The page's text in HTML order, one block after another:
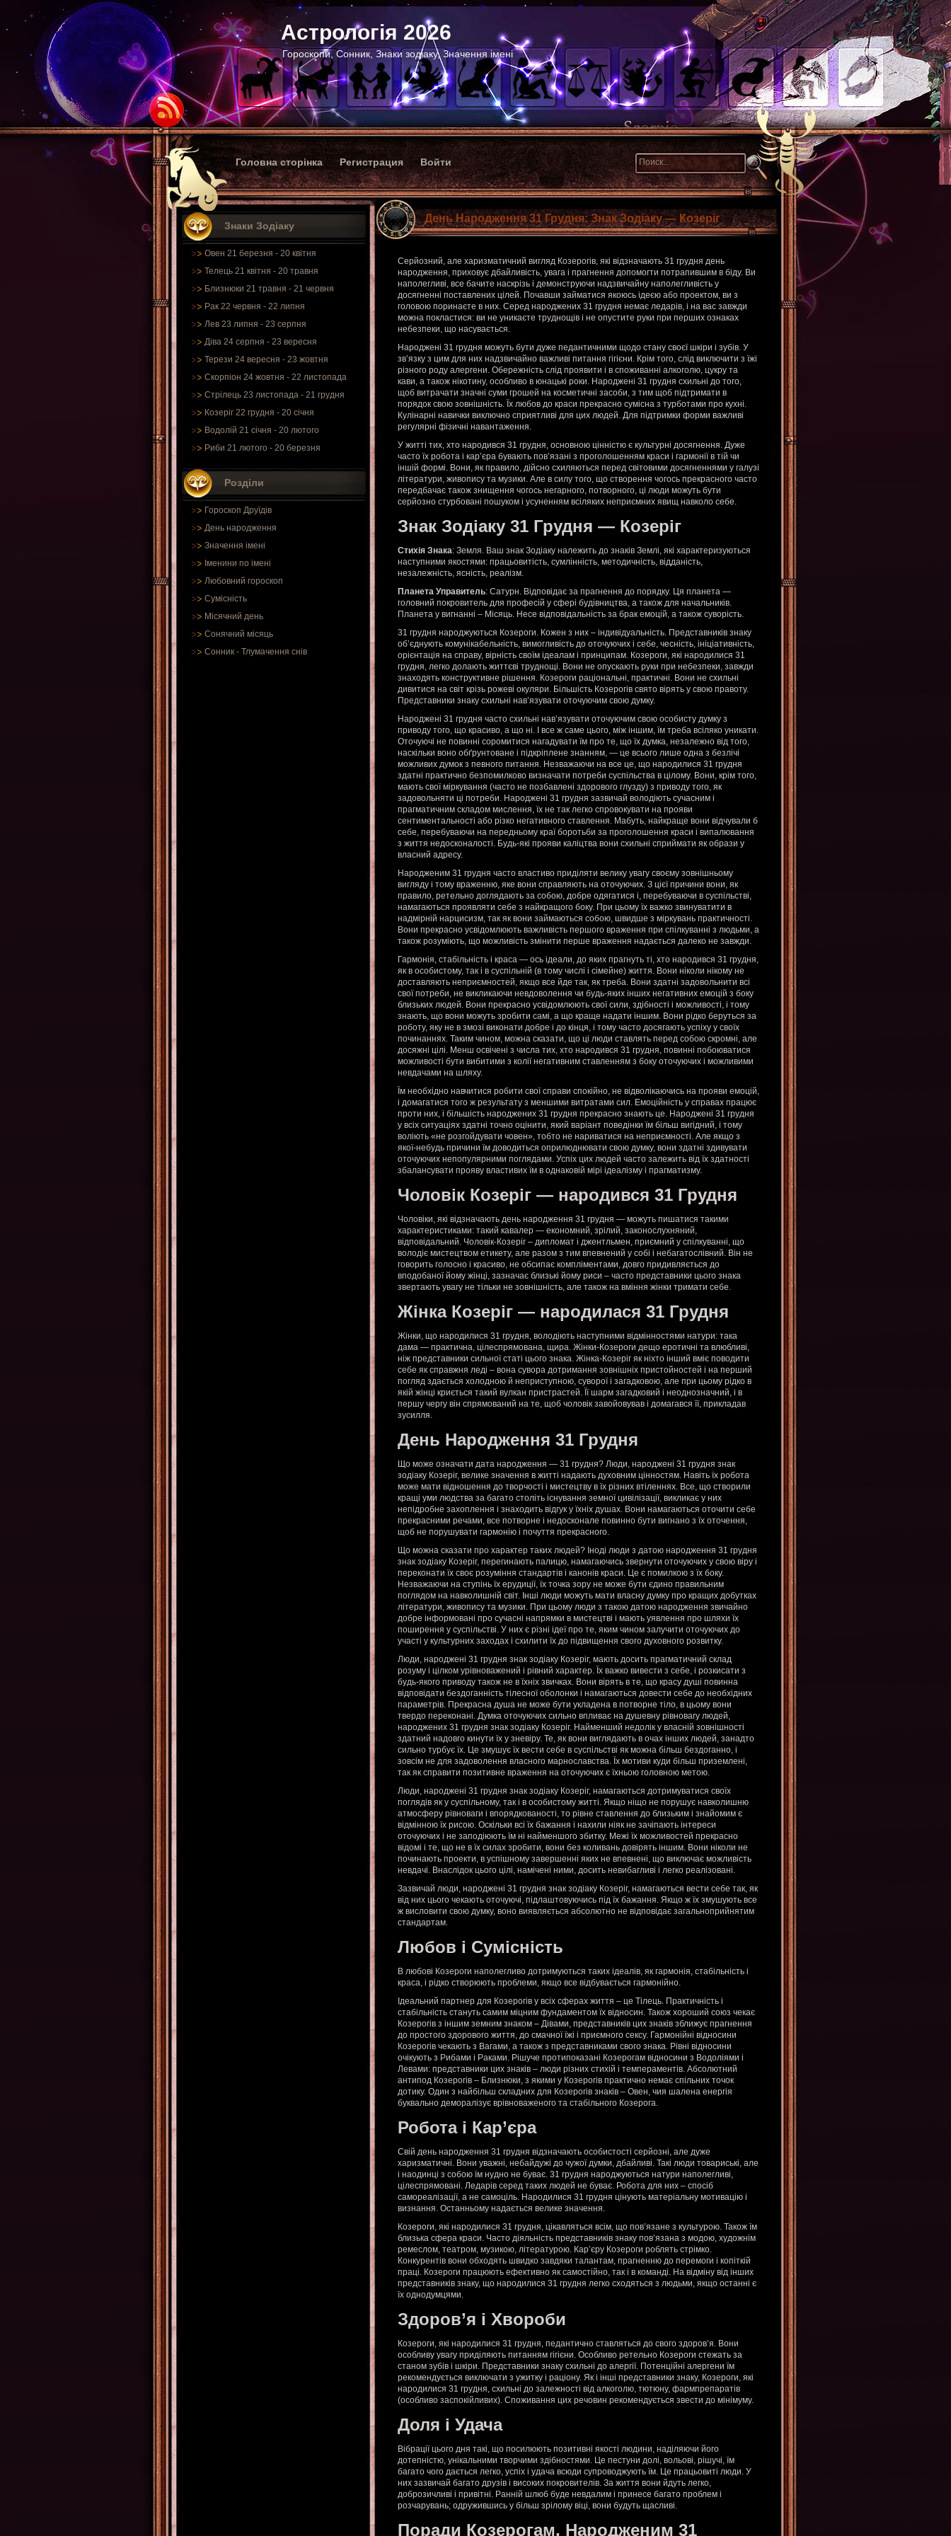
Астрологія 2026
Гороскопи, Сонник, Знаки зодіаку, Значення імені
Головна сторінка Регистрация Войти
Знаки Зодіаку
Овен 21 березня - 20 квітня
Телець 21 квітня - 20 травня
Близнюки 21 травня - 21 червня
Рак 22 червня - 22 липня
Лев 23 липня - 23 серпня
Діва 24 серпня - 23 вересня
Терези 24 вересня - 23 жовтня
Скорпіон 24 жовтня - 22 листопада
Стрілець 23 листопада - 21 грудня
Козеріг 22 грудня - 20 січня
Водолій 21 січня - 20 лютого
Риби 21 лютого - 20 березня
Розділи
Гороскоп Друїдів
День народження
Значення імені
Іменини по імені
Любовний гороскоп
Сумісність
Місячний день
Сонячний місяць
Сонник - Тлумачення снів
День Народження 31 Грудня: Знак Зодіаку — Козеріг
Серйозний, але харизматичний вигляд Козерогів, які відзначають 31 грудня день
народження, приховує дбайливість, увага і прагнення допомогти потрапившим в біду. Ви
наполегливі, все бачите наскрізь і демонструючи надзвичайну наполегливість у
досягненні поставлених цілей. Почавши займатися якоюсь ідеєю або проектом, ви з
головою поринаєте в них. Серед народжених 31 грудня немає ледарів, і на вас завжди
можна покластися: ви не уникаєте труднощів і не опустите руки при перших ознаках
небезпеки, що насувається.
Народжені 31 грудня можуть бути дуже педантичними щодо стану своєї шкіри і зубів. У
зв’язку з цим для них надзвичайно важливі питання гігієни. Крім того, слід виключити з їжі
різного роду алергени. Обережність слід проявити і в споживанні алкоголю, цукру та
кави, а також нікотину, особливо в юнацькі роки. Народжені 31 грудня схильні до того,
щоб витрачати значні суми грошей на косметичні засоби, з тим щоб підтримати в
порядок свою зовнішність. Їх любов до краси прекрасно сумісна з турботами про кухні.
Кулінарні навички виключно сприятливі для цих людей. Для підтримки форми важливі
регулярні фізичні навантаження.
У житті тих, хто народився 31 грудня, основною цінністю є культурні досягнення. Дуже
часто їх робота і кар’єра бувають пов’язані з проголошенням краси і гармонії в тій чи
іншій формі. Вони, як правило, дійсно схиляються перед світовими досягненнями у галузі
літератури, живопису та музики. Але в силу того, що створення чогось прекрасного часто
передбачає також знищення чогось негарного, потворного, ці люди можуть бути
серйозно стурбовані пошуком і усуненням всіляких неприємних явищ навколо себе.
Знак Зодіаку 31 Грудня — Козеріг
Стихія Знака: Земля. Ваш знак Зодіаку належить до знаків Землі, які характеризуються
наступними якостями: працьовитість, сумлінність, методичність, відданість,
незалежність, ясність, реалізм.
Планета Управитель: Сатурн. Відповідає за прагнення до порядку. Ця планета —
головний покровитель для професій у сфері будівництва, а також для начальників.
Планета у вигнанні – Місяць. Несе відповідальність за брак емоцій, а також суворість.
31 грудня народжуються Козероги. Кожен з них – індивідуальність. Представників знаку
об’єднують комунікабельність, вимогливість до оточуючих і себе, чесність, ініціативність,
орієнтація на справу, вірність своїм ідеалам і принципам. Козероги, які народилися 31
грудня, легко долають життєві труднощі. Вони не опускають руки при небезпеки, завжди
знаходять конструктивне рішення. Козероги раціональні, практичні. Вони не схильні
дивитися на світ крізь рожеві окуляри. Більшість Козерогів свято вірять у свою правоту.
Представники знаку схильні нав’язувати оточуючим свою думку.
Народжені 31 грудня часто схильні нав’язувати оточуючим свою особисту думку з
приводу того, що красиво, а що ні. І все ж саме цього, між іншим, їм треба всіляко уникати.
Оточуючі не повинні соромитися нагадувати їм про те, що їх думка, незалежно від того,
наскільки воно обґрунтоване і підкріплене знанням, — це всього лише одна з безлічі
можливих думок з певного питання. Незважаючи на все це, що народилися 31 грудня
здатні практично безпомилково визначати потреби суспільства в цілому. Вони, крім того,
мають свої міркування (часто не позбавлені здорового глузду) з приводу того, як
задовольняти ці потреби. Народжені 31 грудня зазвичай володіють сучасним і
прагматичним складом мислення, їх не так легко спровокувати на прояви
сентиментальності або різко негативного ставлення. Мабуть, найкраще вони відчували б
себе, перебуваючи на передньому краї боротьби за проголошення краси і випалювання
з життя недосконалості. Будь-які прояви каліцтва вони схильні сприймати як образи у
власний адресу.
Народженим 31 грудня часто властиво приділяти велику увагу своєму зовнішньому
вигляду і тому враженню, яке вони справляють на оточуючих. З цієї причини вони, як
правило, ретельно доглядають за собою, добре одягатися і, перебуваючи в суспільстві,
намагаються проявляти себе з найкращого боку. При цьому їх важко звинуватити в
надмірній нарцисизм, так як вони займаються собою, швидше з міркувань практичності.
Вони прекрасно усвідомлюють важливість першого враження при спілкуванні з людьми, а
також розуміють, що можливість змінити перше враження надається далеко не завжди.
Гармонія, стабільність і краса — ось ідеали, до яких прагнуть ті, хто народився 31 грудня,
як в особистому, так і в суспільній (в тому числі і сімейне) життя. Вони ніколи нікому не
доставляють неприємностей, якщо все йде так, як треба. Вони здатні задовольнити всі
свої потреби, не викликаючи невдоволення чи будь-яких інших негативних емоцій з боку
близьких людей. Вони прекрасно усвідомлюють свої сили, здібності і можливості, і тому
знають, що вони можуть зробити самі, а що краще надати іншим. Вони рідко беруться за
роботу, яку не в змозі виконати добре і до кінця, і тому часто досягають успіху у своїх
починаннях. Таким чином, можна сказати, що ці люди ставлять перед собою скромні, але
досяжні цілі. Менш освічені з числа тих, хто народився 31 грудня, повинні побоюватися
можливості бути вибитими з колії негативним ставленням з боку оточуючих і можливими
невдачами на шляху.
Їм необхідно навчитися робити свої справи спокійно, не відволікаючись на прояви емоцій,
і домагатися того ж результату з меншими витратами сил. Емоційність у справах працює
проти них, і більшість народжених 31 грудня прекрасно знають це. Народжені 31 грудня
у всіх ситуаціях здатні точно оцінити, який варіант поведінки їм більш вигідний, і тому
воліють «не розгойдувати човен», тобто не нариватися на неприємності. Але якщо з
якої-небудь причини їм доводиться оприлюднювати свою думку, вони здатні здивувати
оточуючих непопулярними поглядами. Успіх цих людей часто залежить від їх здатності
збалансувати прояву властивих їм в однаковій мірі ідеалізму і прагматизму.
Чоловік Козеріг — народився 31 Грудня
Чоловіки, які відзначають день народження 31 грудня — можуть пишатися такими
характеристиками: такий кавалер — економний, зрілий, законослухняний,
відповідальний. Чоловік-Козеріг – дипломат і джентльмен, приємний у спілкуванні, що
володіє мистецтвом етикету, але разом з тим впевнений у собі і небагатослівний. Він не
говорить голосно і красиво, не обсипає компліментами, довго придивляється до
вподобаної йому жінці, зазначає близькі йому риси – часто представники цього знака
звертають увагу не тільки не зовнішність, але також на вміння жінки тримати себе.
Жінка Козеріг — народилася 31 Грудня
Жінки, що народилися 31 грудня, володіють наступними відмінностями натури: така
дама — практична, цілеспрямована, щира. Жінки-Козероги дещо еротичні та влюбливі,
ніж представники сильної статі цього знака. Жінка-Козеріг як ніхто інший вміє поводити
себе як справжня леді – вона сувора дотримання зовнішніх пристойностей і на перший
погляд здається холодною й неприступною, суворої і загадковою, але при цьому рідко в
якій жінці криється такий вулкан пристрастей. Її шарм загадковий і неоднозначний, і в
першу чергу він спрямований на те, щоб чоловік завойовував і домагався її, прикладав
зусилля.
День Народження 31 Грудня
Що може означати дата народження — 31 грудня? Люди, народжені 31 грудня знак
зодіаку Козеріг, велике значення в житті надають духовним цінностям. Навіть їх робота
може мати відношення до творчості і мистецтву в їх різних втіленнях. Все, що створили
кращі уми людства за багато століть існування земної цивілізації, викликає у них
непідробне захоплення і знаходить відгук у їхніх душах. Вони намагаються оточити себе
прекрасними речами, все потворне і недосконале повинно бути вигнано з їх оточення,
щоб не порушувати гармонію і почуття прекрасного.
Що можна сказати про характер таких людей? Іноді люди з датою народження 31 грудня
знак зодіаку Козеріг, перегинають палицю, намагаючись звернути оточуючих у свою віру і
переконати їх своє розуміння стандартів і канонів краси. Це є помилкою з їх боку.
Незважаючи на ступінь їх ерудиції, їх точка зору не може бути єдино правильним
поглядом на навколишній світ. Інші люди можуть мати власну думку про кращих добутках
літератури, живопису та музики. При цьому люди з такою датою народження звичайно
добре інформовані про сучасні напрямки в мистецтві і мають уявлення про шляхи їх
поширення у суспільстві. У них є різні ідеї про те, яким чином залучити оточуючих до
участі у культурних заходах і схилити їх до підвищення свого духовного розвитку.
Люди, народжені 31 грудня знак зодіаку Козеріг, мають досить прагматичний склад
розуму і цілком урівноважений і рівний характер. Їх важко вивести з себе, і розкисати з
будь-якого приводу також не в їхніх звичках. Вони вірять в те, що красу душі повинна
відповідати бездоганність тілесної оболонки і намагаються довести себе до необхідних
параметрів. Прекрасна душа не може бути укладена в потворне тіло, в цьому вони
твердо переконані. Думка оточуючих сильно впливає на душевну рівновагу людей,
народжених 31 грудня знак зодіаку Козеріг. Найменший недолік у власній зовнішності
здатний надовго кинути їх у зневіру. Те, як вони виглядають в очах інших людей, занадто
сильно турбує їх. Це змушує їх вести себе в суспільстві як можна більш бездоганно, і
зовсім не для задоволення власного марнославства. Їх мотиви куди більш приземлені,
так як справити позитивне враження на оточуючих є їхньою головною метою.
Люди, народжені 31 грудня знак зодіаку Козеріг, намагаються дотримуватися своїх
поглядів як у суспільному, так і в особистому житті. Якщо ніщо не порушує навколишню
атмосферу рівноваги і впорядкованості, то рівне ставлення до близьким і знайомим є
відмінною їх рисою. Оскільки всі їх бажання і нахили ніяк не зачіпають інтереси
оточуючих і не заподіюють їм ні найменшого збитку. Межі їх можливостей прекрасно
відомі і те, що не в їх силах зробити, вони без коливань довірять іншим. Вони ніколи не
починають проекти, в успішному завершенні яких не впевнені, що виключає можливість
невдачі. Внаслідок цього цілі, намічені ними, досить невибагливі і легко реалізовані.
Зазвичай люди, народжені 31 грудня знак зодіаку Козеріг, намагаються вести себе так, як
від них цього чекають оточуючі, підлаштовуючись під їх бажання. Якщо ж їх змушують все
ж висловити свою думку, воно виявляється абсолютно не відповідає загальноприйнятим
стандартам.
Любов і Сумісність
В любові Козероги наполегливо дотримуються таких ідеалів, як гармонія, стабільність і
краса, і рідко створюють проблеми, якщо все відбувається гармонійно.
Ідеальний партнер для Козерогів у всіх сферах життя – це Тілець. Практичність і
стабільність стануть самим міцним фундаментом їх відносин. Також хороший союз чекає
Козерогів з іншим земним знаком – Дівами, представників цих знаків зближує прагнення
до простого здорового життя, до смачної їжі і приємного сексу. Гармонійні відносини
Козерогів чекають з Вагами, а також з представниками свого знака. Рівні відносини
очікують з Рибами і Раками. Рішуче протипоказані Козерогам відносини з Водоліями і
Левами: представники цих знаків – люди різних стихій і темпераментів. Абсолютний
антипод Козерогів – Близнюки, з якими у Козерогів практично немає спільних точок
дотику. Один з найбільш складних для Козерогів знаків – Овен, чия шалена енергія
буквально деморалізує врівноваженого та стабільного Козерога.
Робота і Кар’єра
Свій день народження 31 грудня відзначають особистості серйозні, але дуже
харизматичні. Вони уважні, небайдужі до чужої думки, дбайливі. Такі люди товариські, але
і наодинці з собою їм нудно не буває. 31 грудня народжуються натури наполегливі,
цілеспрямовані. Ледарів серед таких людей не буває. Робота для них – спосіб
самореалізації, а не самоціль. Народилися 31 грудня цінують матеріальну мотивацію і
визнання. Останньому надається велике значення.
Козероги, які народилися 31 грудня, цікавляться всім, що пов’язане з культурою. Також їм
близька сфера краси. Часто діяльність представників знаку пов’язана з модою, художнім
ремеслом, театром, музикою, літературою. Кар’єру Козероги роблять стрімко.
Конкурентів вони обходять швидко завдяки талантам, прагненню до перемоги і копіткій
праці. Козероги працюють ефективно як самостійно, так і в команді. На відміну від інших
представників знаку, що народилися 31 грудня легко сходяться з людьми, якщо останні є
їх однодумцями.
Здоров’я і Хвороби
Козероги, які народилися 31 грудня, педантично ставляться до свого здоров’я. Вони
особливу увагу приділяють питанням гігієни. Особливо ретельно Козероги стежать за
станом зубів і шкіри. Представники знаку схильні до алергії. Потенційні алергени їм
рекомендується виключати з ужитку і раціону. Як і інші представники знаку, Козероги, які
народилися 31 грудня, схильні до залежності від алкоголю, тютюну, фармпрепаратів
(особливо заспокійливих). Споживання цих речовин рекомендується звести до мінімуму.
Доля і Удача
Вібрації цього дня такі, що посилюють позитивні якості людини, наділяючи його
дотепністю, унікальними творчими здібностями. Це пестуни долі, вольові, рішучі, їм
багато чого дається легко, успіх і удача всюди супроводжують їм. Це працьовиті люди. У
них зазвичай багато друзів і високих покровителів. За життя вони йдуть легко,
доброзичливі і привітні. Ранній шлюб буде невдалим і принесе багато проблем і
розчарувань; одружившись у більш зрілому віці, вони будуть щасливі.
Поради Козерогам, Народженим 31